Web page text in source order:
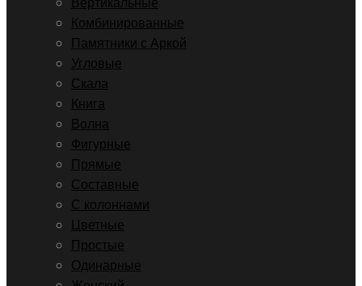
Комбинированные
Памятники с Аркой
Угловые
Скала
Книга
Волна
Фигурные
Прямые
Составные
С колоннами
Цветные
Простые
Одинарные